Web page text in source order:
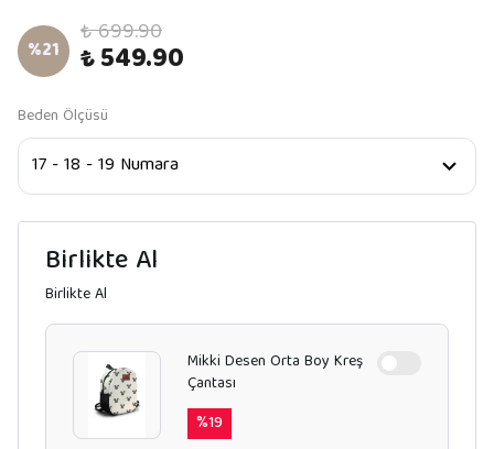
%21 ₺ 699.90
₺ 549.90
Beden Ölçüsü
Birlikte Al
Birlikte Al
Mikki Desen Orta Boy Kreş
Çantası
%19